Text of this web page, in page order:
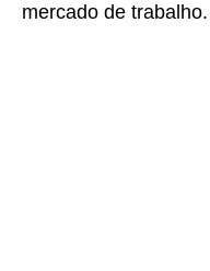
mercado de trabalho.